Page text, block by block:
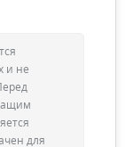
и не
для